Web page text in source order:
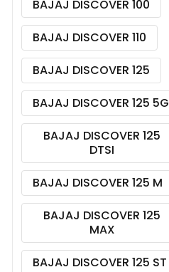
BAJAJ DISCOVER 100
BAJAJ DISCOVER 110
BAJAJ DISCOVER 125
BAJAJ DISCOVER 125 5G
BAJAJ DISCOVER 125
DTSI
BAJAJ DISCOVER 125 M
BAJAJ DISCOVER 125
MAX
BAJAJ DISCOVER 125 ST